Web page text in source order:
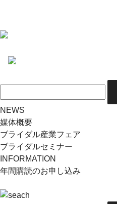
NEWS
媒体概要
ブライダル産業フェア
ブライダルセミナー
INFORMATION
年間購読のお申し込み